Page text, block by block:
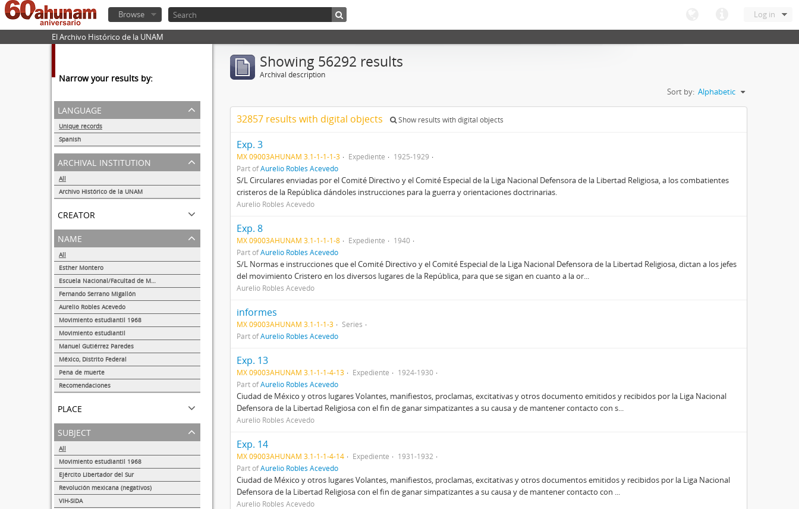
Log in
Browse
El Archivo Histórico de la UNAM
Narrow your results by:
language
Unique records
Spanish
56260
archival institution
All
Archivo Histórico de la UNAM
creator
name
All
Esther Montero
Escuela Nacional/Facultad de Medicina
Fernando Serrano Migallón
Aurelio Robles Acevedo
Movimiento estudiantil 1968
Movimiento estudiantil
Manuel Gutiérrez Paredes
México, Distrito Federal
Pena de muerte
Recomendaciones
place
subject
All
Movimiento estudiantil 1968
Ejército Libertador del Sur
Revolución mexicana (negativos)
VIH-SIDA
Showing 56292 results
Archival description
Sort by: Alphabetic
32857 results with digital objects Show results with digital objects
Exp. 3
MX 09003AHUNAM 3.1-1-1-1-3 Expediente
1925-1929
Part ofAurelio Robles Acevedo
S/L Circulares enviadas por el Comité Directivo y el Comité Especial de la Liga Nacional Defensora de la Libertad Religiosa, a los combatientes
cristeros de la República dándoles instrucciones para la guerra y orientaciones doctrinarias.
Aurelio Robles Acevedo
Exp. 8
MX 09003AHUNAM 3.1-1-1-1-8 Expediente
1940
Part ofAurelio Robles Acevedo
S/L Normas e instrucciones que el Comité Directivo y el Comité Especial de la Liga Nacional Defensora de la Libertad Religiosa, dictan a los jefes
del movimiento Cristero en los diversos lugares de la República, para que se sigan en cuanto a la or...
Aurelio Robles Acevedo
informes
MX 09003AHUNAM 3.1-1-1-3
Series
Part ofAurelio Robles Acevedo
Exp. 13
MX 09003AHUNAM 3.1-1-1-4-13 Expediente
1924-1930
Part ofAurelio Robles Acevedo
Ciudad de México y otros lugares Volantes, manifiestos, proclamas, excitativas y otros documento emitidos y recibidos por la Liga Nacional
Defensora de la Libertad Religiosa con el fin de ganar simpatizantes a su causa y de mantener contacto con s...
Aurelio Robles Acevedo
Exp. 14
MX 09003AHUNAM 3.1-1-1-4-14 Expediente
1931-1932
Part ofAurelio Robles Acevedo
Ciudad de México y otros lugares Volantes, manifiestos, proclamas, excitativas y otros documentos emitidos y recibidos por la Liga Nacional
Defensora de la Libertad Religiosa con el fin de ganar simpatizantes a su causa y de mantener contacto con ...
Aurelio Robles Acevedo